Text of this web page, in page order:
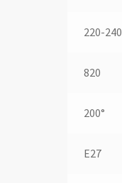
220-240
820
200°
E27